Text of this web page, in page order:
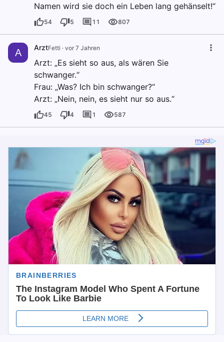
Namen wird sie doch ein Leben lang gehänselt!“
54 5 11 807
A ArztFetti · vor 7 Jahren
Arzt: „Es sieht so aus, als wären Sie
schwanger.“
Frau: „Was? Ich bin schwanger?“
Arzt: „Nein, nein, es sieht nur so aus.“
45 4 1 587